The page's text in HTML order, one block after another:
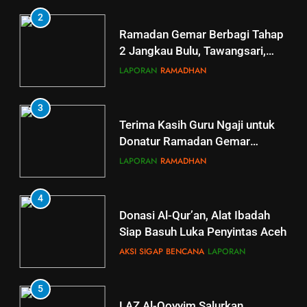
2
Ramadan Gemar Berbagi Tahap
2 Jangkau Bulu, Tawangsari,
Baki, Kartosuro
LAPORAN RAMADHAN
3
Terima Kasih Guru Ngaji untuk
Donatur Ramadan Gemar
Berbagi
LAPORAN RAMADHAN
4
Donasi Al-Qur’an, Alat Ibadah
Siap Basuh Luka Penyintas Aceh
AKSI SIGAP BENCANA LAPORAN
5
5